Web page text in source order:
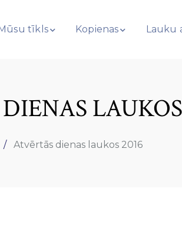
tīkls Kopienas Lauku
Atvērtās dienas laukos 2016